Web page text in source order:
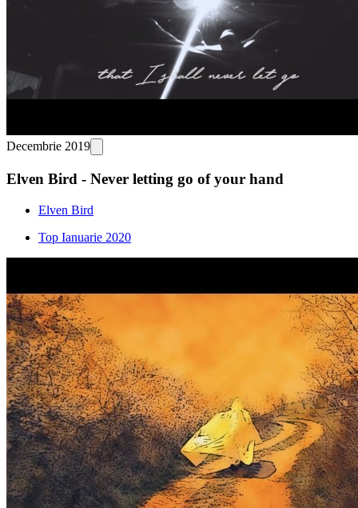
Decembrie 2019
Elven Bird - Never letting go of your hand
Elven Bird
Top Ianuarie 2020